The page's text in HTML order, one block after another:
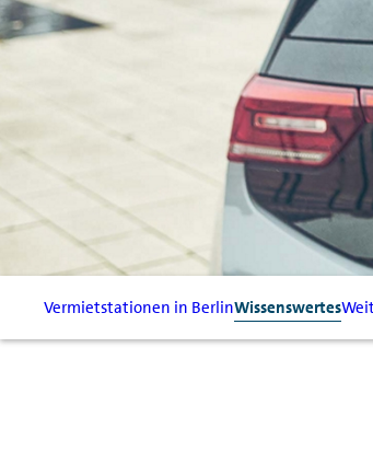
Vermietstationen in BerlinWissenswertes